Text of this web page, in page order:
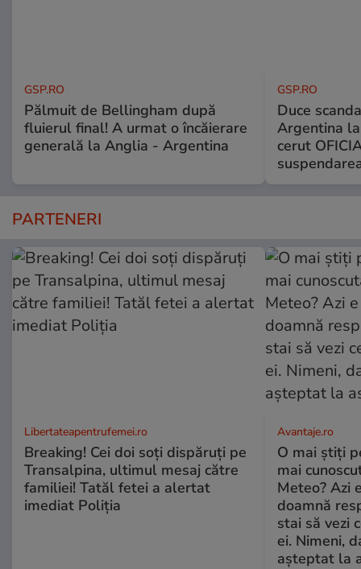
GSP.RO
Pălmuit de Bellingham după
fluierul final! A urmat o încăierare
generală la Anglia - Argentina
GSP.RO
Duce
Argentina
cerut
PARTENERI
Libertateapentrufemei.ro
Breaking! Cei doi soți dispăruți pe
Transalpina, ultimul mesaj către
familiei! Tatăl fetei a alertat
imediat Poliția
Avantaje.ro
O mai știți
mai
Meteo? Azi
doamnă
stai să vezi
ei. Nimeni,
așteptat la